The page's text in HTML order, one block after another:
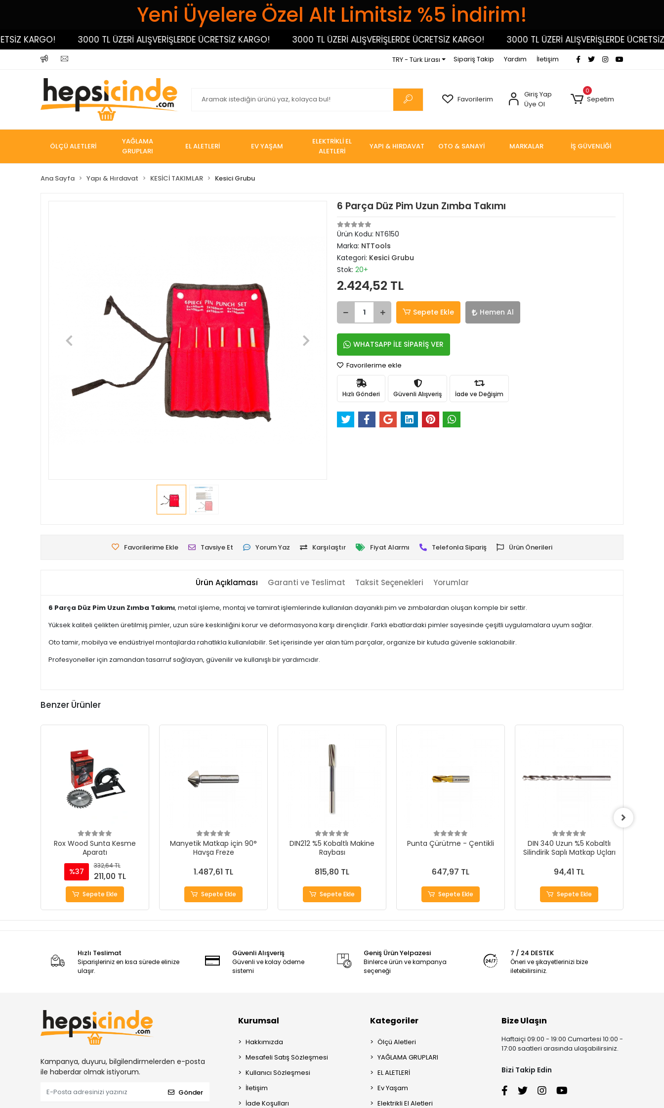
Yeni Üyelere Özel Alt Limitsiz %5 İndirim!
KARGO! 3000 TL ÜZERİ ALIŞVERİŞLERDE ÜCRETSİZ KARGO! 3000 TL ÜZERİ ALIŞVERİŞLERDE ÜCRETSİZ KARGO! 3000 TL ÜZERİ ALIŞVERİŞLERDE ÜCRETSİZ
TRY - Türk Lirası Sipariş Takip Yardım İletişim
Favorilerim
Giriş Yap
Üye Ol
0
Sepetim
ÖLÇÜ ALETLERİ
YAĞLAMA
GRUPLARI
EL ALETLERİ EV YAŞAM
ELEKTRİKLİ EL
ALETLERİ
YAPI & HIRDAVAT OTO & SANAYİ MARKALAR İŞ GÜVENLİĞİ
Ana Sayfa Yapı & Hırdavat KESİCİ TAKIMLAR Kesici Grubu
6 Parça Düz Pim Uzun Zımba Takımı
Ürün Kodu: NT6150
Marka: NTTools
Kategori: Kesici Grubu
Stok: 20+
2.424,52 TL
Sepete Ekle Hemen Al
WHATSAPP İLE SİPARİŞ VER
Favorilerime ekle
Hızlı Gönderi Güvenli Alışveriş İade ve Değişim
Favorilerime Ekle Tavsiye Et Yorum Yaz Karşılaştır Fiyat Alarmı Telefonla Sipariş Ürün Önerileri
Ürün Açıklaması Garanti ve Teslimat Taksit Seçenekleri Yorumlar
6 Parça Düz Pim Uzun Zımba Takımı, metal işleme, montaj ve tamirat işlemlerinde kullanılan dayanıklı pim ve zımbalardan oluşan komple bir settir.
Yüksek kaliteli çelikten üretilmiş pimler, uzun süre keskinliğini korur ve deformasyona karşı dirençlidir. Farklı ebatlardaki pimler sayesinde çeşitli uygulamalara uyum sağlar.
Oto tamir, mobilya ve endüstriyel montajlarda rahatlıkla kullanılabilir. Set içerisinde yer alan tüm parçalar, organize bir kutuda güvenle saklanabilir.
Profesyoneller için zamandan tasarruf sağlayan, güvenilir ve kullanışlı bir yardımcıdır.
Benzer Ürünler
Rox Wood Sunta Kesme
Aparatı
%37
332,64 TL
211,00 TL
Sepete Ekle
Manyetik Matkap için 90°
Havşa Freze
1.487,61 TL
Sepete Ekle
DIN212 %5 Kobaltlı Makine
Raybası
815,80 TL
Sepete Ekle
Punta Çürütme - Çentikli
647,97 TL
Sepete Ekle
DIN 340 Uzun %5 Kobaltlı
Silindirik Saplı Matkap Uçları
94,41 TL
Sepete Ekle
Hızlı Teslimat
Siparişleriniz en kısa sürede elinize
ulaşır.
Güvenli Alışveriş
Güvenli ve kolay ödeme
sistemi
Geniş Ürün Yelpazesi
Binlerce ürün ve kampanya
seçeneği
7 / 24 DESTEK
Öneri ve şikayetlerinizi bize
iletebilirsiniz.
Kampanya, duyuru, bilgilendirmelerden e-posta
ile haberdar olmak istiyorum.
Gönder
Kurumsal
Hakkımızda
Mesafeli Satış Sözleşmesi
Kullanıcı Sözleşmesi
İletişim
İade Koşulları
Kategoriler
Ölçü Aletleri
YAĞLAMA GRUPLARI
EL ALETLERİ
Ev Yaşam
Elektrikli El Aletleri
Bize Ulaşın
Haftaiçi 09:00 - 19:00 Cumartesi 10:00 -
17:00 saatleri arasında ulaşabilirsiniz.
Bizi Takip Edin